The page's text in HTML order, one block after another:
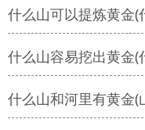
什么山可以提炼黄金
什么山容易挖出黄金
什么山和河里有黄金(